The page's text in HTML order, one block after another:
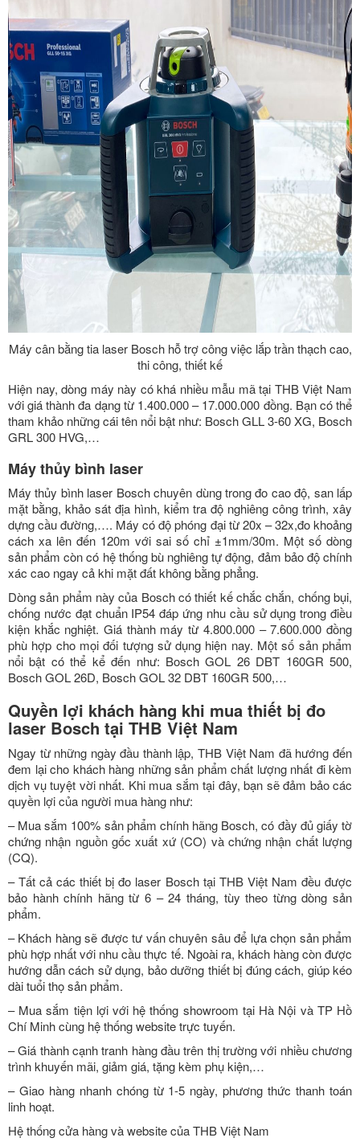
Máy cân bằng tia laser Bosch hỗ trợ công việc lắp trần thạch cao,
thi công, thiết kế
Hiện nay, dòng máy này có khá nhiều mẫu mã tại THB Việt Nam
với giá thành đa dạng từ 1.400.000 – 17.000.000 đồng. Bạn có thể
tham khảo những cái tên nổi bật như: Bosch GLL 3-60 XG, Bosch
GRL 300 HVG,…
Máy thủy bình laser
Máy thủy bình laser Bosch chuyên dùng trong đo cao độ, san lấp
mặt bằng, khảo sát địa hình, kiểm tra độ nghiêng công trình, xây
dựng cầu đường,…. Máy có độ phóng đại từ 20x – 32x,đo khoảng
cách xa lên đến 120m với sai số chỉ ±1mm/30m. Một số dòng
sản phẩm còn có hệ thống bù nghiêng tự động, đảm bảo độ chính
xác cao ngay cả khi mặt đất không bằng phẳng.
Dòng sản phẩm này của Bosch có thiết kế chắc chắn, chống bụi,
chống nước đạt chuẩn IP54 đáp ứng nhu cầu sử dụng trong điều
kiện khắc nghiệt. Giá thành máy từ 4.800.000 – 7.600.000 đồng
phù hợp cho mọi đối tượng sử dụng hiện nay. Một số sản phẩm
nổi bật có thể kể đến như: Bosch GOL 26 DBT 160GR 500,
Bosch GOL 26D, Bosch GOL 32 DBT 160GR 500,…
Quyền lợi khách hàng khi mua thiết bị đo
laser Bosch tại THB Việt Nam
Ngay từ những ngày đầu thành lập, THB Việt Nam đã hướng đến
đem lại cho khách hàng những sản phẩm chất lượng nhất đi kèm
dịch vụ tuyệt vời nhất. Khi mua sắm tại đây, bạn sẽ đảm bảo các
quyền lợi của người mua hàng như:
– Mua sắm 100% sản phẩm chính hãng Bosch, có đầy đủ giấy tờ
chứng nhận nguồn gốc xuất xứ (CO) và chứng nhận chất lượng
(CQ).
– Tất cả các thiết bị đo laser Bosch tại THB Việt Nam đều được
bảo hành chính hãng từ 6 – 24 tháng, tùy theo từng dòng sản
phẩm.
– Khách hàng sẽ được tư vấn chuyên sâu để lựa chọn sản phẩm
phù hợp nhất với nhu cầu thực tế. Ngoài ra, khách hàng còn được
hướng dẫn cách sử dụng, bảo dưỡng thiết bị đúng cách, giúp kéo
dài tuổi thọ sản phẩm.
– Mua sắm tiện lợi với hệ thống showroom tại Hà Nội và TP Hồ
Chí Minh cùng hệ thống website trực tuyến.
– Giá thành cạnh tranh hàng đầu trên thị trường với nhiều chương
trình khuyến mãi, giảm giá, tặng kèm phụ kiện,…
– Giao hàng nhanh chóng từ 1-5 ngày, phương thức thanh toán
linh hoạt.
Hệ thống cửa hàng và website của THB Việt Nam